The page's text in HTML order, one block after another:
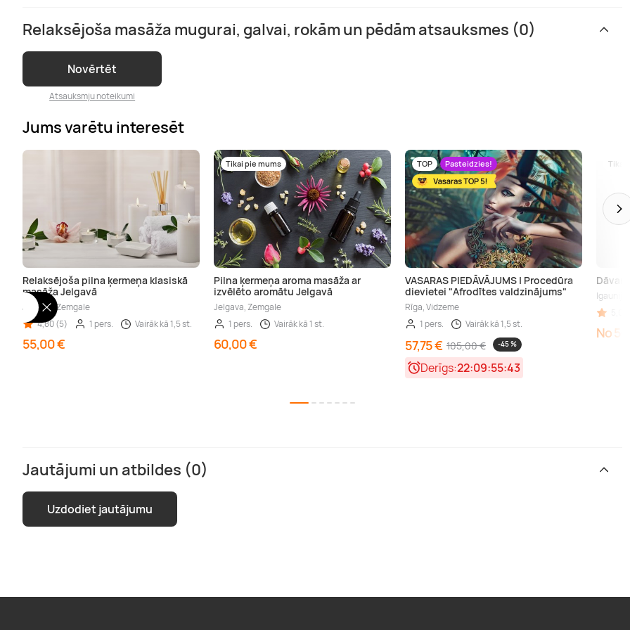
Relaksējoša masāža mugurai, galvai, rokām un pēdām atsauksmes (0)
Novērtēt
Atsauksmju noteikumi
Jums varētu interesēt
Relaksējoša pilna ķermeņa klasiskā
masāža Jelgavā
Jelgava, Zemgale
4,80 (5)
1 pers. Vairāk kā 1,5 st.
55,00 €
Tikai pie mums
Pilna ķermeņa aroma masāža ar
izvēlēto aromātu Jelgavā
Jelgava, Zemgale
1 pers.
Vairāk kā 1 st.
60,00 €
TOP Pasteidzies!
VASARAS PIEDĀVĀJUMS | Procedūra
dievietei "Afrodītes valdzinājums"
Rīga, Vidzeme
1 pers.
Vairāk kā 1,5 st.
57,75 € 105,00 € -45 %
Derīgs:22:09:55:41
Tikai
Igaunija
No
Jautājumi un atbildes (0)
Uzdodiet jautājumu